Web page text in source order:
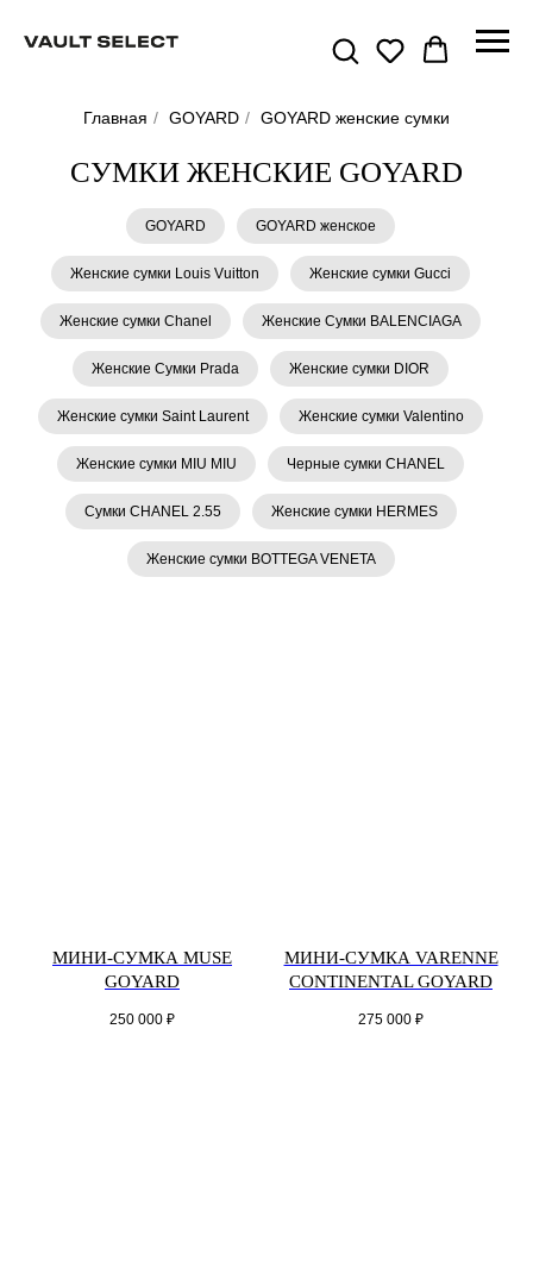
Главная / GOYARD / GOYARD женские сумки
СУМКИ ЖЕНСКИЕ GOYARD
GOYARD GOYARD женское
Женские сумки Louis Vuitton Женские сумки Gucci
Женские сумки Chanel Женские Сумки BALENCIAGA
Женские Сумки Prada Женские сумки DIOR
Женские сумки Saint Laurent Женские сумки Valentino
Женские сумки MIU MIU Черные сумки CHANEL
Сумки CHANEL 2.55 Женские сумки HERMES
Женские сумки BOTTEGA VENETA
МИНИ-СУМКА MUSE
GOYARD
250 000 ₽
МИНИ-СУМКА VARENNE
CONTINENTAL GOYARD
275 000 ₽